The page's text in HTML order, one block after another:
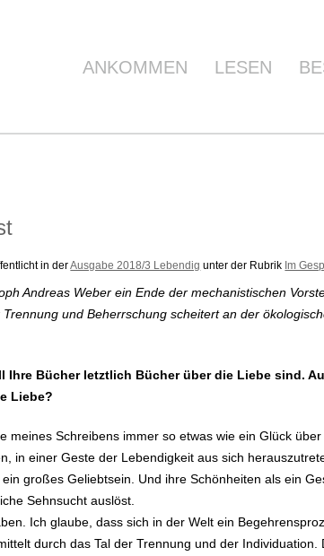
ANKOMMEN LESEN
in derAusgabe 2018/3 Lebendig unter der Rubrik Im
Andreas Weber ein Ende der mechanistischen
und Beherrschung scheitert an der
Ihre Bücher letztlich Bücher über die Liebe sind.
Liebe?
meines Schreibens immer so etwas wie ein Glück
in einer Geste der Lebendigkeit aus sich
großes Geliebtsein. Und ihre Schönheiten als ein
Sehnsucht auslöst.
Ich glaube, dass sich in der Welt ein
durch das Tal der Trennung und der